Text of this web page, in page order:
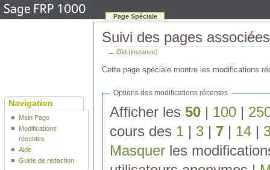
Suivi des pages
←Oid (instance)
Cette page spéciale montre les modifications
Options des modifications récentes
Afficher les50 | 100 |
cours des 1 | 3 | 7 | 14 |
Masquer les
Page Spéciale
Navigation
Main Page
Modifications
récentes
Aide
Guide de rédaction